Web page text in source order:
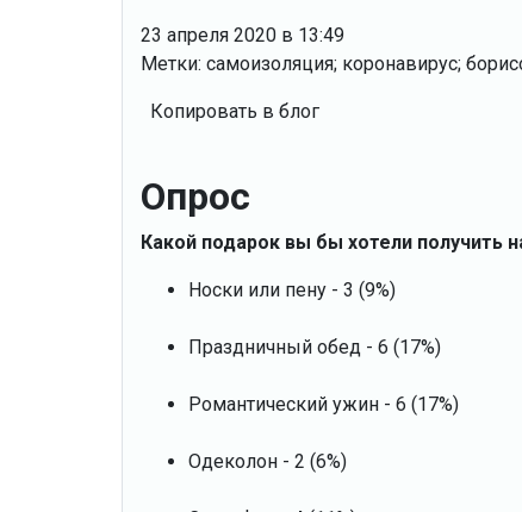
23 апреля 2020 в 13:49
Метки: самоизоляция; коронавирус;
Копировать в блог
Опрос
Какой подарок вы бы хотели получить
Носки или пену - 3 (9%)
Праздничный обед - 6 (17%)
Романтический ужин - 6 (17%)
Одеколон - 2 (6%)